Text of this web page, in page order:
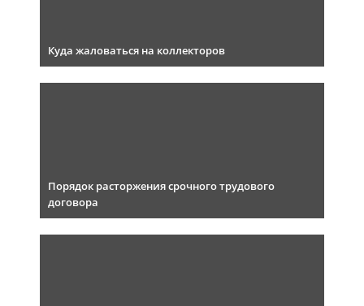
Куда жаловаться на коллекторов
Порядок расторжения срочного трудового
договора